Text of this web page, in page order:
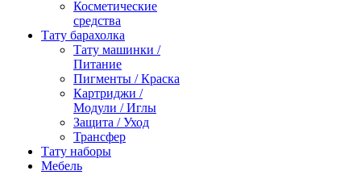
Косметические
средства
Тату барахолка
Тату машинки /
Питание
Пигменты / Краска
Картриджи /
Модули / Иглы
Защита / Уход
Трансфер
Тату наборы
Мебель